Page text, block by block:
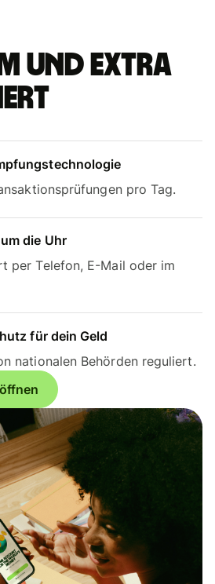
und extra
pro Tag.
die Uhr
per Telefon, E-Mail oder im
für dein Geld
nationalen Behörden reguliert.